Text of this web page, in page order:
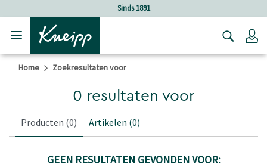
Verder gaan naar hoofdinhoud.Sinds 1891
Home Zoekresultaten voor
0 resultaten voor
Producten (0) Artikelen (0)
GEEN RESULTATEN GEVONDEN VOOR: